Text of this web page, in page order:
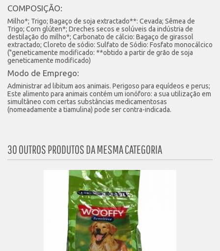
COMPOSIÇÃO:
Milho*; Trigo; Bagaço de soja extractado**: Cevada; Sêmea de
Trigo; Corn glúten*; Dreches secos e solúveis da indústria de
destilação do milho*; Carbonato de cálcio: Bagaço de girassol
extractado; Cloreto de sódio: Sulfato de Sódio: Fosfato monocálcico
("geneticamente modificado: **obtido a partir de grão de soja
geneticamente modificado)
Modo de Emprego:
Administrar ad libitum aos animais. Perigoso para equídeos e perus;
Este alimento para animais contém um ionóforo: a sua utilização em
simultâneo com certas substâncias medicamentosas
(nomeadamente a tiamulina) pode ser contra-indicada.
30 OUTROS PRODUTOS DA MESMA CATEGORIA